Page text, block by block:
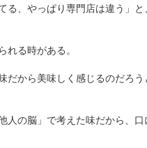
る、やっぱり専門店は違う」と
る時がある。
だから美味しく感じるのだろう
人の脳」で考えた味だから、